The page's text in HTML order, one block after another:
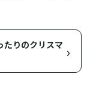
たりのクリスマ ›